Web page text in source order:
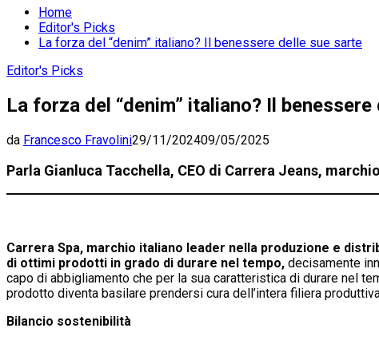
Home
Editor's Picks
La forza del “denim” italiano? Il benessere delle sue sarte
Editor's Picks
La forza del “denim” italiano? Il
da Francesco Fravolini29/11/202409/05/2025
Parla Gianluca Tacchella, CEO di Carrera Jeans,
Carrera Spa, marchio italiano leader nella produzione e
di ottimi prodotti in grado di durare nel tempo, decisamente
capo di abbigliamento che per la sua caratteristica di durare nel
prodotto diventa basilare prendersi cura dell’intera filiera
Bilancio sostenibilità